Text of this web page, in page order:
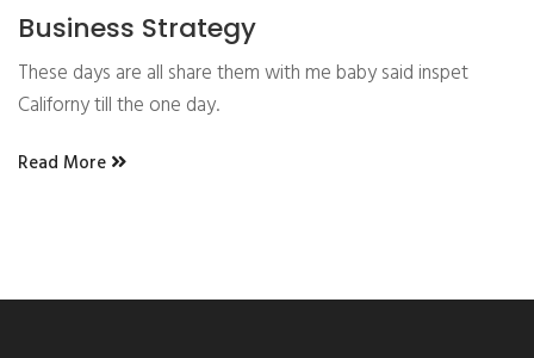
Business Strategy
These days are all share them with me baby said inspet
Californy till the one day.
Read More